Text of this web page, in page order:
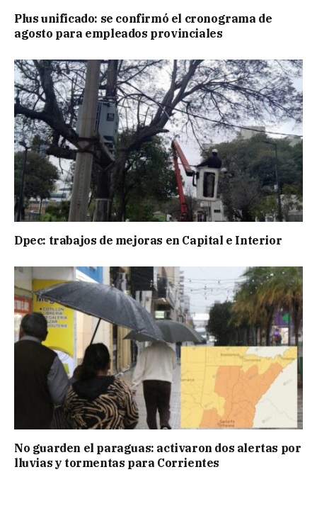
Plus unificado: se confirmó el cronograma de
agosto para empleados provinciales
Dpec: trabajos de mejoras en Capital e Interior
No guarden el paraguas: activaron dos alertas por
lluvias y tormentas para Corrientes